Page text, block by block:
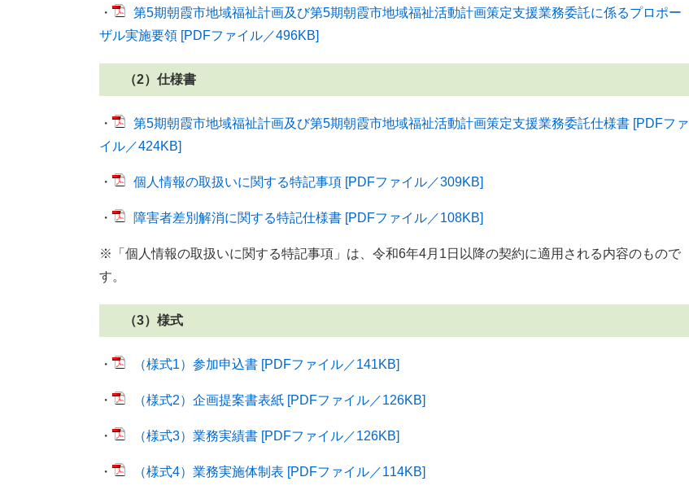
・
第5期朝霞市地域福祉計画及び第5期朝霞市地域福祉活動計画策定支援業務委託に係るプロポー
ザル実施要領 [PDFファイル／496KB]
（2）仕様書
・
第5期朝霞市地域福祉計画及び第5期朝霞市地域福祉活動計画策定支援業務委託仕様書 [PDFファ
イル／424KB]
・ 個人情報の取扱いに関する特記事項 [PDFファイル／309KB]
・ 障害者差別解消に関する特記仕様書 [PDFファイル／108KB]
※「個人情報の取扱いに関する特記事項」は、令和6年4月1日以降の契約に適用される内容のもので
す。
（3）様式
・ （様式1）参加申込書 [PDFファイル／141KB]
・ （様式2）企画提案書表紙 [PDFファイル／126KB]
・ （様式3）業務実績書 [PDFファイル／126KB]
・ （様式4）業務実施体制表 [PDFファイル／114KB]